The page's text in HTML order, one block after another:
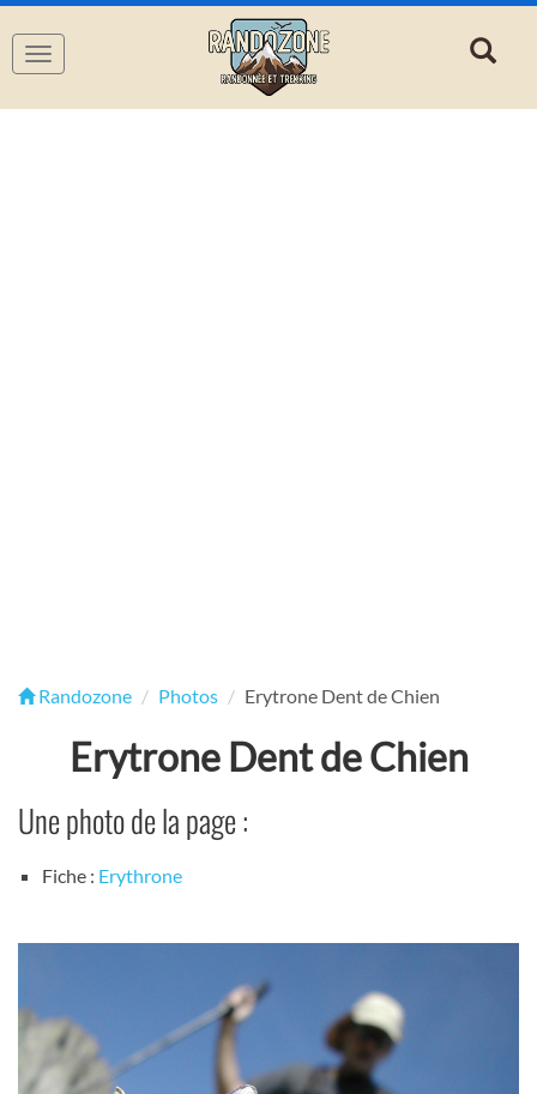
Navigation
Randozone Photos Erytrone Dent de Chien
Erytrone Dent de Chien
Une photo de la page :
Fiche : Erythrone